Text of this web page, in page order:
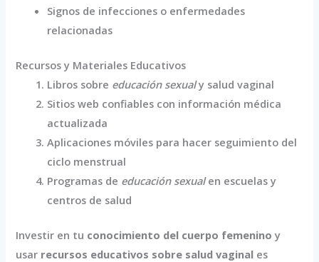
Signos de infecciones o enfermedades
relacionadas
Recursos y Materiales Educativos
Libros sobre educación sexualy salud vaginal
Sitios web confiables con información médica
actualizada
Aplicaciones móviles para hacer seguimiento del
ciclo menstrual
Programas de educación sexualen escuelas y
centros de salud
Investir en tu conocimiento del cuerpo femenino y
usar recursos educativos sobre salud vaginal es